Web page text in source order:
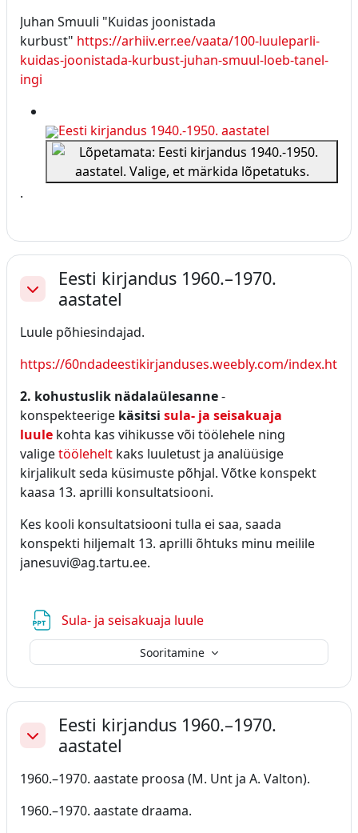
Juhan Smuuli "Kuidas joonistada
kurbust" https://arhiiv.err.ee/vaata/100-luuleparli-
kuidas-joonistada-kurbust-juhan-smuul-loeb-tanel-
ingi
Eesti kirjandus 1940.-1950. aastatel
.
Ahenda
Eesti kirjandus 1960.–1970.
aastatel
Luule põhiesindajad.
https://60ndadeestikirjanduses.weebly.com/index.html
2. kohustuslik nädalaülesanne-
konspekteerige käsitsi sula- ja seisakuaja
luule kohta kas vihikusse või töölehele ning
valigetöölehelt kaks luuletust ja analüüsige
kirjalikult seda küsimuste põhjal. Võtke konspekt
kaasa 13. aprilli konsultatsiooni.
Kes kooli konsultatsiooni tulla ei saa, saada
konspekti hiljemalt 13. aprilli õhtuks minu meilile
janesuvi@ag.tartu.ee.
Sula- ja seisakuaja luule
Sooritamine
Ahenda
Eesti kirjandus 1960.–1970.
aastatel
1960.–1970. aastate proosa (M. Unt ja A. Valton).
1960.–1970. aastate draama.